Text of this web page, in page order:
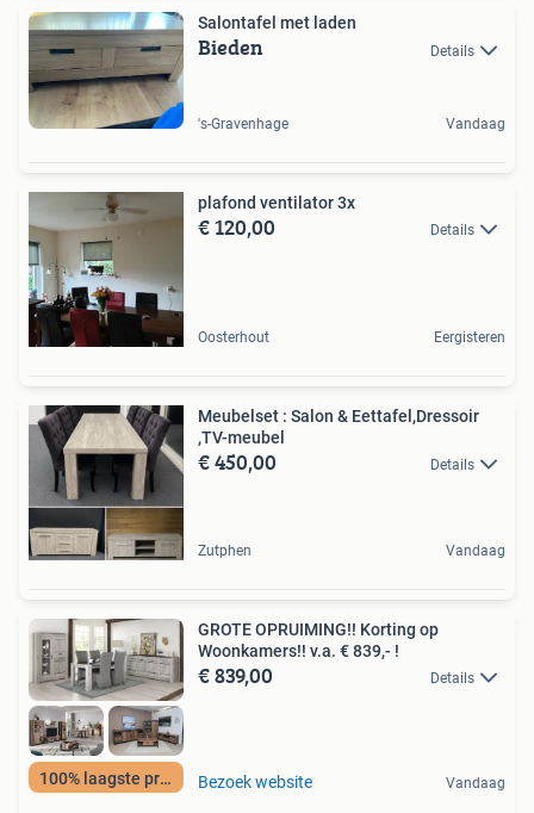
Salontafel met laden
Bieden Details
's-Gravenhage Vandaag
plafond ventilator 3x
€ 120,00 Details
Oosterhout Eergisteren
Meubelset : Salon & Eettafel,Dressoir
,TV-meubel
€ 450,00 Details
Zutphen Vandaag
100% laagste prijs
GROTE OPRUIMING!! Korting op
Woonkamers!! v.a. € 839,- !
€ 839,00 Details
Bezoek website Vandaag